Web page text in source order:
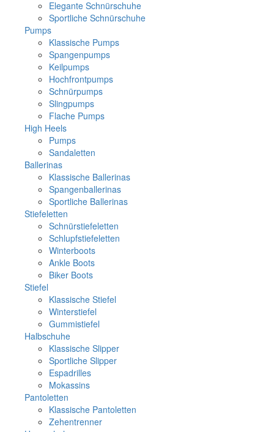
Elegante Schnürschuhe
Sportliche Schnürschuhe
Pumps
Klassische Pumps
Spangenpumps
Keilpumps
Hochfrontpumps
Schnürpumps
Slingpumps
Flache Pumps
High Heels
Pumps
Sandaletten
Ballerinas
Klassische Ballerinas
Spangenballerinas
Sportliche Ballerinas
Stiefeletten
Schnürstiefeletten
Schlupfstiefeletten
Winterboots
Ankle Boots
Biker Boots
Stiefel
Klassische Stiefel
Winterstiefel
Gummistiefel
Halbschuhe
Klassische Slipper
Sportliche Slipper
Espadrilles
Mokassins
Pantoletten
Klassische Pantoletten
Zehentrenner